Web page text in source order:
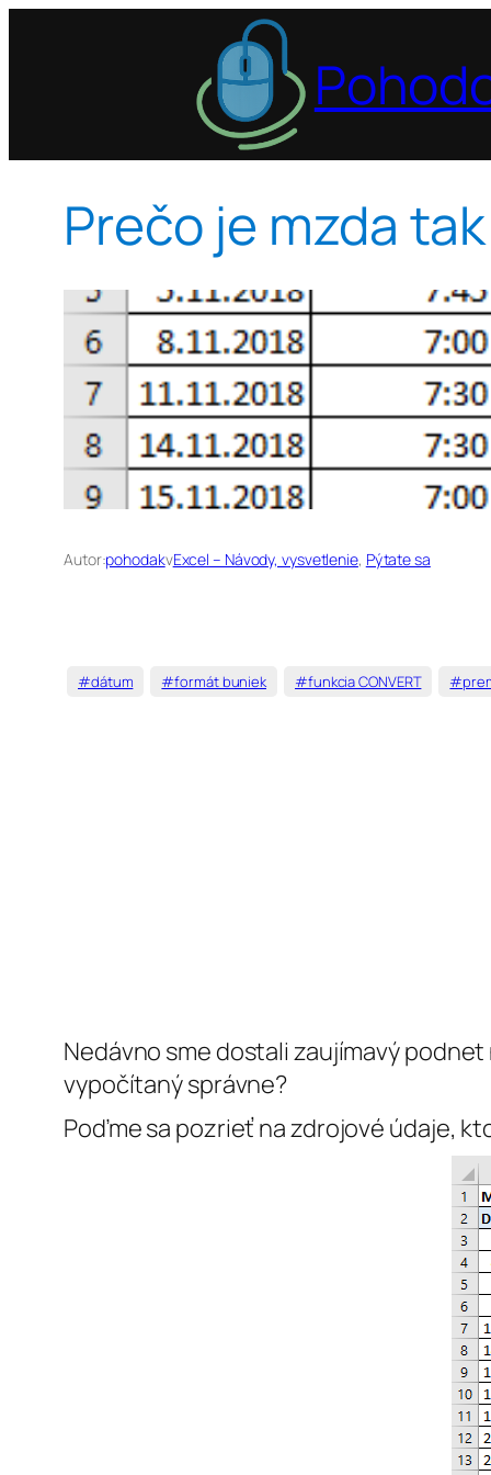
Prečo je mzda
Autor:pohodakvExcel – Návody, vysvetlenie, Pýtate sa
#dátum #formát buniek #funkcia CONVERT
Nedávno sme dostali zaujímavý
vypočítaný správne?
Poďme sa pozrieť na zdrojové údaje,